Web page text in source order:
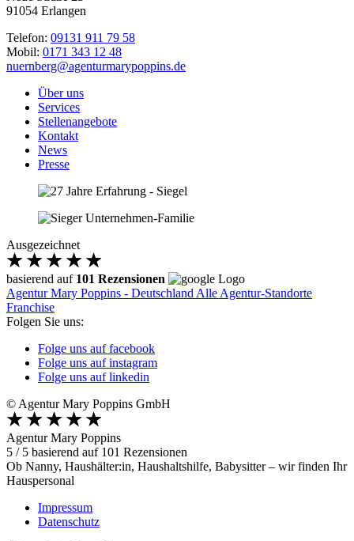
91054 Erlangen
Telefon: 09131 911 79 58
Mobil: 0171 343 12 48
nuernberg@agenturmarypoppins.de
Über uns
Services
Stellenangebote
Kontakt
News
Presse
Ausgezeichnet
basierend auf 101 Rezensionen
Agentur Mary Poppins - Deutschland Alle Agentur-Standorte
Franchise
Folgen Sie uns:
Folge uns auf facebook
Folge uns auf instagram
Folge uns auf linkedin
© Agentur Mary Poppins GmbH
Agentur Mary Poppins
5 / 5 basierend auf 101 Rezensionen
Ob Nanny, Haushälter:in, Haushaltshilfe, Babysitter – wir finden Ihr
Hauspersonal
Impressum
Datenschutz